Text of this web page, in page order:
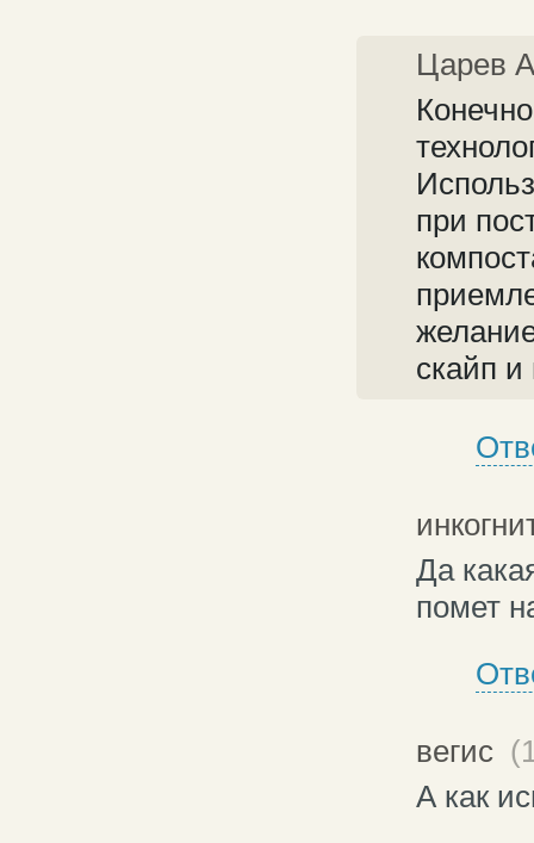
Царев
при
скайп
Да
помет
вегис
А как